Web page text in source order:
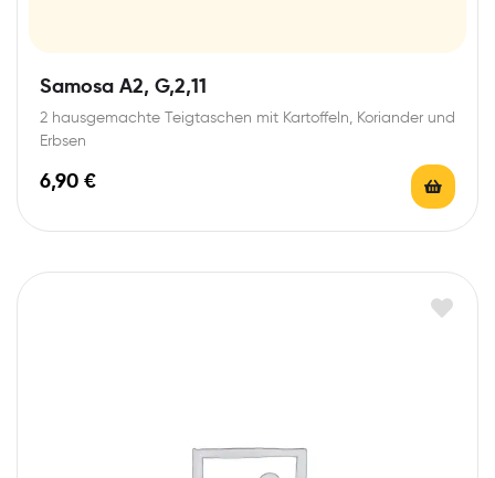
Samosa A2, G,2,11
2 hausgemachte Teigtaschen mit Kartoffeln, Koriander und
Erbsen
6,90 €